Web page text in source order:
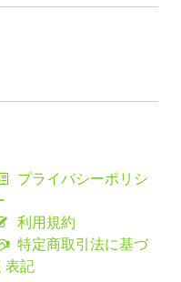
プライバシーポリシ
利用規約
特定商取引法に基づ
表記